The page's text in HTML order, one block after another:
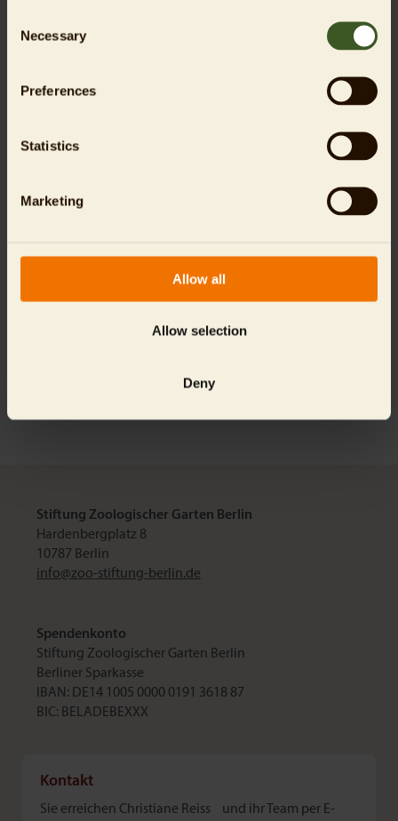
Selection
Necessary
Preferences
Statistics
Marketing
Allow all
Allow selection
Deny
* Pflichtangaben
angegebenen personenbezogenen Daten
ausschließlich zur Bearbeitung meiner Anfrage
sobald eine Verarbeitung der Daten nicht mehr
erforderlich ist. Meine Einwilligung (Art. 6 Abs. 1 S.
1 lit. f DSGVO) in die Verarbeitung dieser Daten
berlin.de widerrufen. Unter dieser Mailadresse
kann auch die zuständige
Stiftung Zoologischer Garten Berlin
Hardenbergplatz 8
10787 Berlin
info@zoo-stiftung-berlin.de
Spendenkonto
Stiftung Zoologischer Garten Berlin
Berliner Sparkasse
IBAN: DE14 1005 0000 0191 3618 87
BIC: BELADEBEXXX
Kontakt
Sie erreichen Christiane Reiss und ihr Team per E-